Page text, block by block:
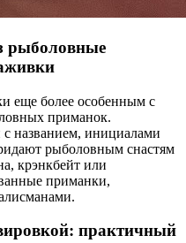
рыболовные
еще более особенным с
приманок.
названием, инициалами
рыболовным снастям
крэнкбейт или
приманки,
практичный